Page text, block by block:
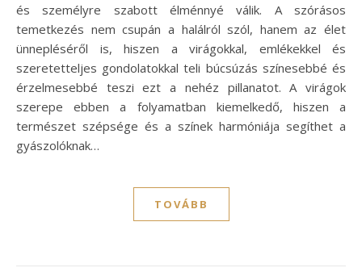
és személyre szabott élménnyé válik. A szórásos
temetkezés nem csupán a halálról szól, hanem az élet
ünnepléséről is, hiszen a virágokkal, emlékekkel és
szeretetteljes gondolatokkal teli búcsúzás színesebbé és
érzelmesebbé teszi ezt a nehéz pillanatot. A virágok
szerepe ebben a folyamatban kiemelkedő, hiszen a
természet szépsége és a színek harmóniája segíthet a
gyászolóknak…
TOVÁBB